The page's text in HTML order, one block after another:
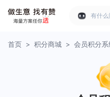
有什么
首页 > 积分商城 > 会员积分